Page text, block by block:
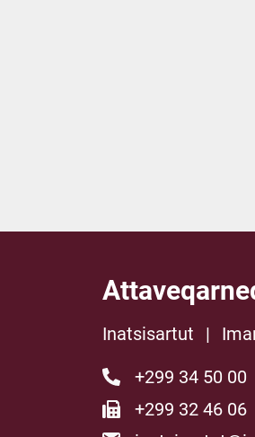
Inatsisartut |
+299 34 50 00
+299 32 46 06